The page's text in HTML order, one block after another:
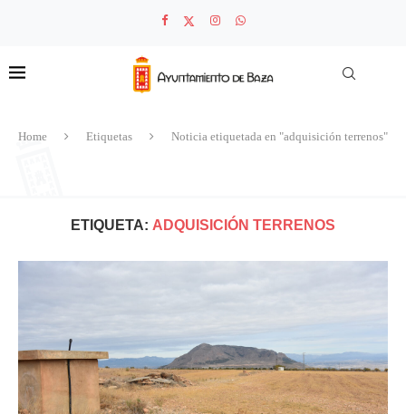
Home Etiquetas Noticia etiquetada en "adquisición terrenos"
ETIQUETA: ADQUISICIÓN TERRENOS